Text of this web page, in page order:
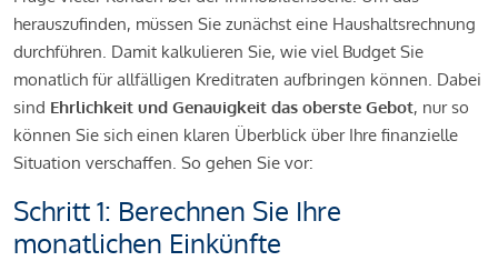
herauszufinden, müssen Sie zunächst eine Haushaltsrechnung
durchführen. Damit kalkulieren Sie, wie viel Budget Sie
monatlich für allfälligen Kreditraten aufbringen können. Dabei
sind Ehrlichkeit und Genauigkeit das oberste Gebot, nur so
können Sie sich einen klaren Überblick über Ihre finanzielle
Situation verschaffen. So gehen Sie vor:
Schritt 1: Berechnen Sie Ihre
monatlichen Einkünfte